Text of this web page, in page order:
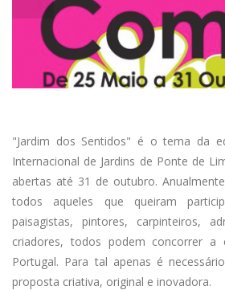
"Jardim dos Sentidos" é o tema da
Internacional de Jardins de Ponte de
abertas até 31 de outubro.
todos aqueles que queiram
paisagistas, pintores, carpinteiros,
criadores, todos podem concorrer a
Portugal. Para tal apenas é
proposta criativa, original e inovadora.